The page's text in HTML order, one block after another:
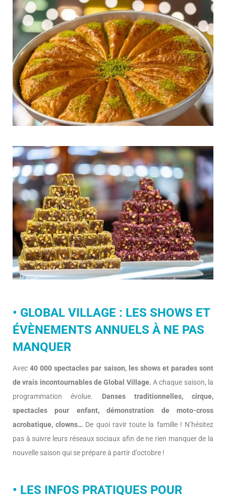
• GLOBAL VILLAGE : LES SHOWS ET
ÉVÈNEMENTS ANNUELS À NE PAS
MANQUER
Avec40 000 spectacles par saison, les shows et parades sont
de vrais incontournables de Global Village. A chaque saison, la
programmation évolue. Danses traditionnelles, cirque,
spectacles pour enfant, démonstration de moto-cross
acrobatique, clowns… De quoi ravir toute la famille ! N’hésitez
pas à suivre leurs réseaux sociaux afin de ne rien manquer de la
nouvelle saison qui se prépare à partir d’octobre !
• LES INFOS PRATIQUES POUR